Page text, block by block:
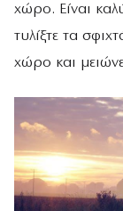
χώρο. Είναι
τυλίξτε τα
χώρο και